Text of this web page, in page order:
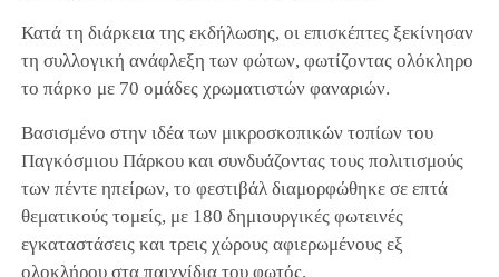
Κατά τη διάρκεια της εκδήλωσης, οι επισκέπτες ξεκίνησαν
τη συλλογική ανάφλεξη των φώτων, φωτίζοντας ολόκληρο
το πάρκο με 70 ομάδες χρωματιστών φαναριών.
Βασισμένο στην ιδέα των μικροσκοπικών τοπίων του
Παγκόσμιου Πάρκου και συνδυάζοντας τους πολιτισμούς
των πέντε ηπείρων, το φεστιβάλ διαμορφώθηκε σε επτά
θεματικούς τομείς, με 180 δημιουργικές φωτεινές
εγκαταστάσεις και τρεις χώρους αφιερωμένους εξ
ολοκλήρου στα παιχνίδια του φωτός.